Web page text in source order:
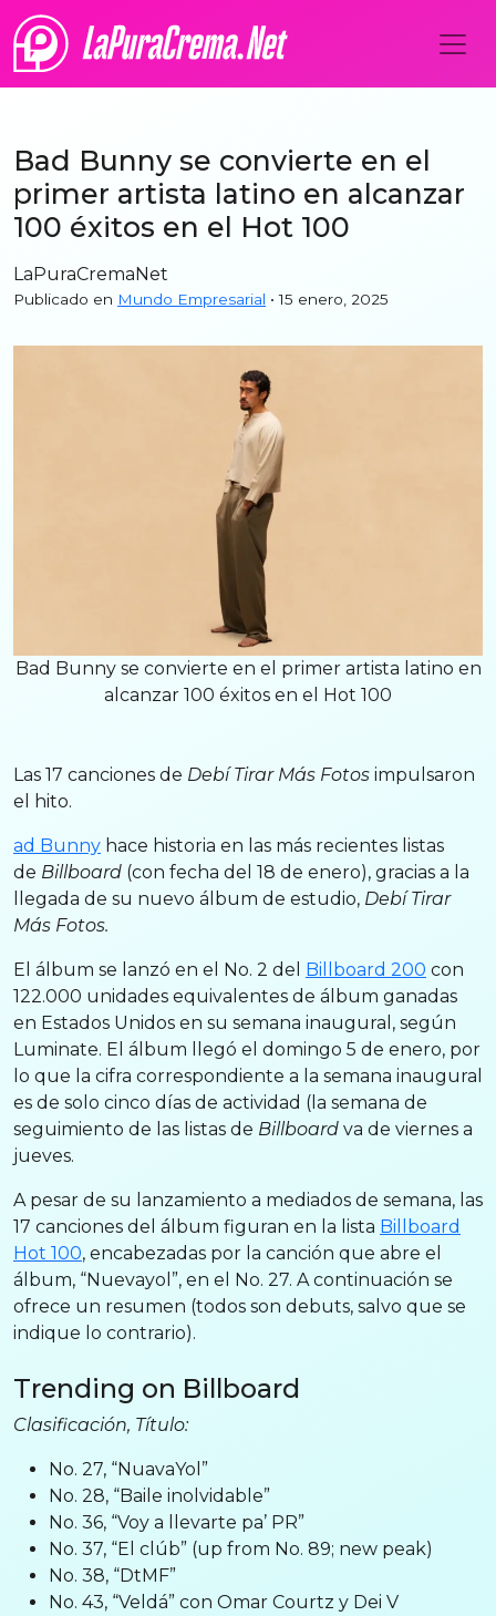
Bad Bunny se convierte en el
primer artista latino en alcanzar
100 éxitos en el Hot 100
LaPuraCremaNet
Publicado en Mundo Empresarial • 15 enero, 2025
Bad Bunny se convierte en el primer artista latino en
alcanzar 100 éxitos en el Hot 100
Las 17 canciones de Debí Tirar Más Fotos impulsaron
el hito.
ad Bunny hace historia en las más recientes listas
de Billboard (con fecha del 18 de enero), gracias a la
llegada de su nuevo álbum de estudio, Debí Tirar
Más Fotos.
El álbum se lanzó en el No. 2 del Billboard 200 con
122.000 unidades equivalentes de álbum ganadas
en Estados Unidos en su semana inaugural, según
Luminate. El álbum llegó el domingo 5 de enero, por
lo que la cifra correspondiente a la semana inaugural
es de solo cinco días de actividad (la semana de
seguimiento de las listas de Billboard va de viernes a
jueves.
A pesar de su lanzamiento a mediados de semana, las
17 canciones del álbum figuran en la lista Billboard
Hot 100, encabezadas por la canción que abre el
álbum, “Nuevayol”, en el No. 27. A continuación se
ofrece un resumen (todos son debuts, salvo que se
indique lo contrario).
Trending on Billboard
Clasificación, Título:
No. 27, “NuavaYol”
No. 28, “Baile inolvidable”
No. 36, “Voy a llevarte pa’ PR”
No. 37, “El clúb” (up from No. 89; new peak)
No. 38, “DtMF”
No. 43, “Veldá” con Omar Courtz y Dei V